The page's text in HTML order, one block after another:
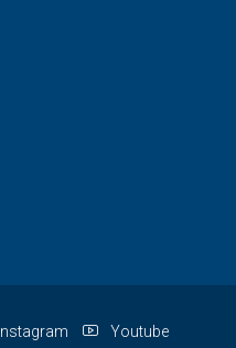
Instagram Youtube